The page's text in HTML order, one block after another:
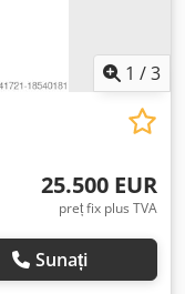
1 /3
25.500 EUR
preț fix plus TVA
Sunați